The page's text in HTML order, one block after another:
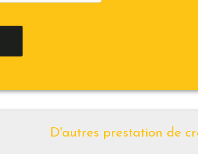
D'autres prestation de